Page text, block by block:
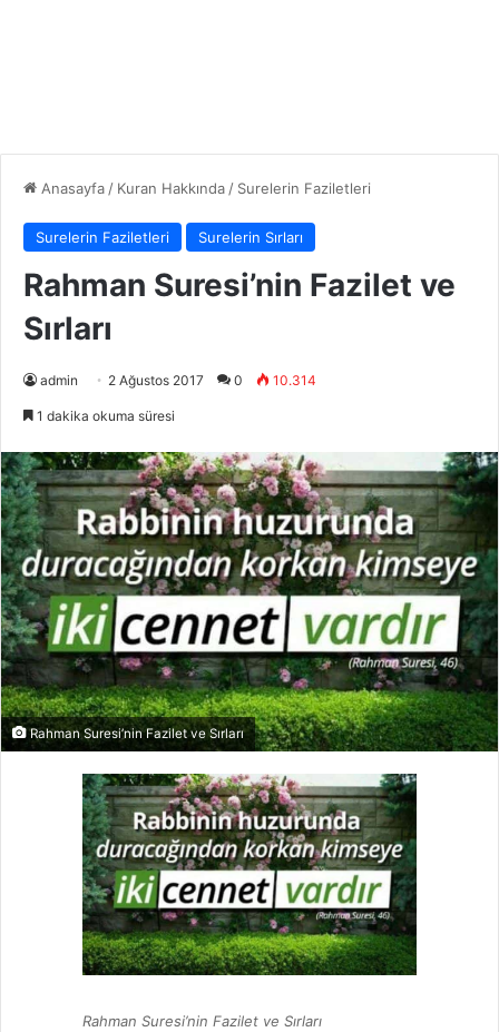
Anasayfa/ Kuran Hakkında/ Surelerin Faziletleri
Surelerin Faziletleri Surelerin Sırları
Rahman Suresi’nin Fazilet ve
Sırları
admin 2 Ağustos 2017 0 10.314
1 dakika okuma süresi
Rahman Suresi’nin Fazilet ve Sırları
Rahman Suresi’nin Fazilet ve Sırları